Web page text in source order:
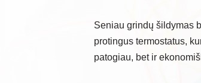
Seniau grindų šildymas
protingus termostatus,
patogiau, bet ir